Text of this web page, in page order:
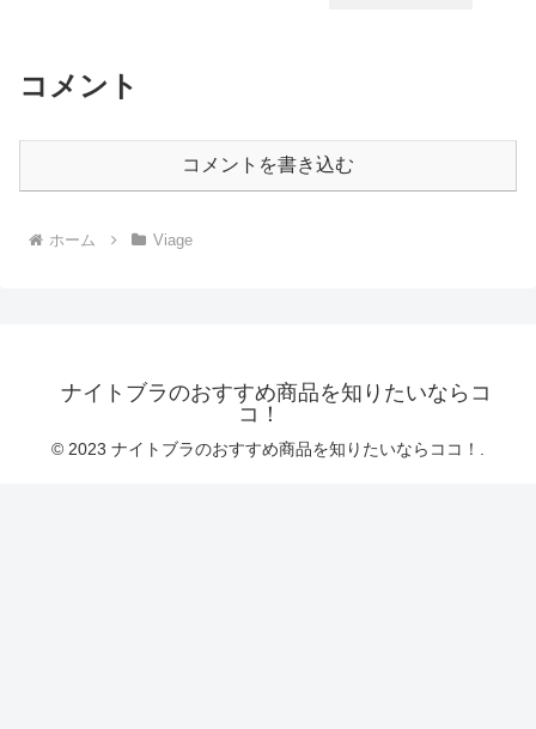
コメント
コメントを書き込む
ホーム Viage
ナイトブラのおすすめ商品を知りたいならコ
コ！
© 2023 ナイトブラのおすすめ商品を知りたいならココ！.